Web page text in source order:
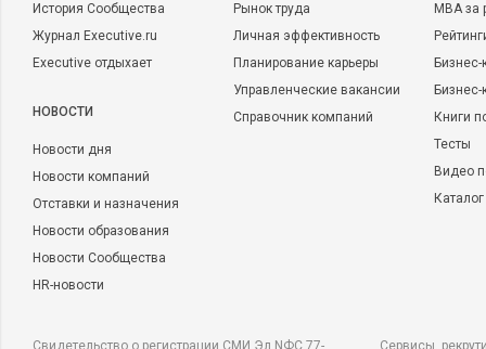
История Сообщества
Журнал Executive.ru
Executive отдыхает
НОВОСТИ
Новости дня
Новости компаний
Отставки и назначения
Новости образования
Новости Сообщества
HR-новости
Рынок труда
Личная эффективность
Планирование карьеры
Управленческие вакансии
Справочник компаний
MBA
Бизнес-
Книги
Тесты
Видео
Свидетельство о регистрации СМИ Эл NФС 77-
Сервисы,